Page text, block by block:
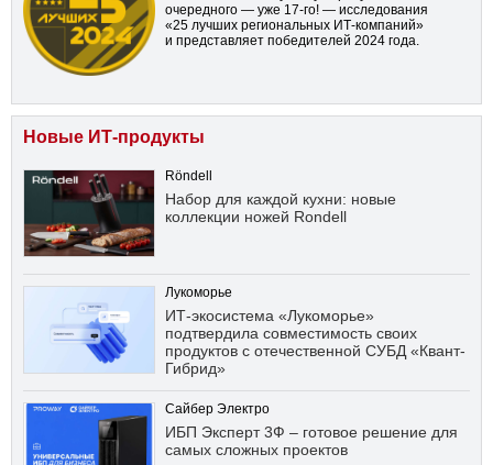
очередного — уже 17-го! — исследования
«25 лучших региональных ИТ-компаний»
и представляет победителей 2024 года.
Новые ИТ-продукты
Röndell
Набор для каждой кухни: новые
коллекции ножей Rondell
Лукоморье
ИТ-экосистема «Лукоморье»
подтвердила совместимость своих
продуктов с отечественной СУБД «Квант-
Гибрид»
Сайбер Электро
ИБП Эксперт 3Ф – готовое решение для
самых сложных проектов